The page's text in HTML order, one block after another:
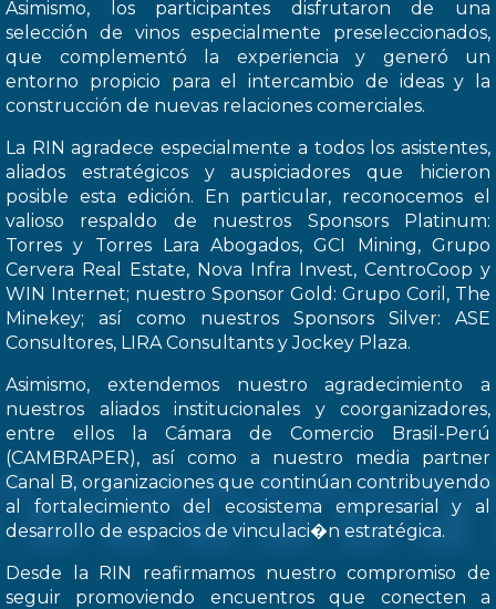
Asimismo, los participantes disfrutaron de una
selección de vinos especialmente preseleccionados,
que complementó la experiencia y generó un
entorno propicio para el intercambio de ideas y la
construcción de nuevas relaciones comerciales.
La RIN agradece especialmente a todos los asistentes,
aliados estratégicos y auspiciadores que hicieron
posible esta edición. En particular, reconocemos el
valioso respaldo de nuestros Sponsors Platinum:
Torres y Torres Lara Abogados, GCI Mining, Grupo
Cervera Real Estate, Nova Infra Invest, CentroCoop y
WIN Internet; nuestro Sponsor Gold: Grupo Coril, The
Minekey; así como nuestros Sponsors Silver: ASE
Consultores, LIRA Consultants y Jockey Plaza.
Asimismo, extendemos nuestro agradecimiento a
nuestros aliados institucionales y coorganizadores,
entre ellos la Cámara de Comercio Brasil-Perú
(CAMBRAPER), así como a nuestro media partner
Canal B, organizaciones que continúan contribuyendo
al fortalecimiento del ecosistema empresarial y al
desarrollo de espacios de vinculaci�n estratégica.
Desde la RIN reafirmamos nuestro compromiso de
seguir promoviendo encuentros que conecten a